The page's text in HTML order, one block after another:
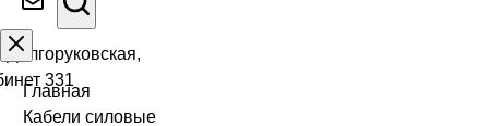
331
Главная
Кабели силовые